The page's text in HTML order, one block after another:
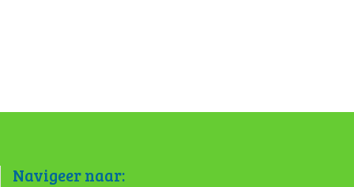
Navigeer naar: